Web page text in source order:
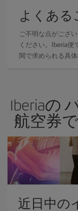
よくある
ご不明な点がござ
ください。Iberia便
関で求められる具
Iberiaの
航空券
近日中の